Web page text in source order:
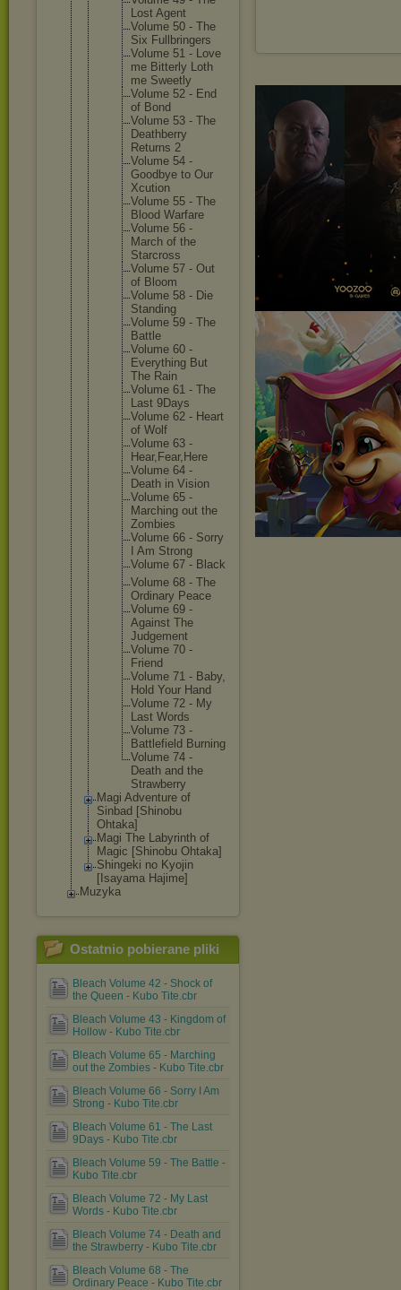
Lost Agent
Volume 50 - The
Six Fullbringers
Volume 51 - Love
me Bitterly Loth
me Sweetly
Volume 52 - End
of Bond
Volume 53 - The
Deathberry
Returns 2
Volume 54 -
Goodbye to Our
Xcution
Volume 55 - The
Blood Warfare
Volume 56 -
March of the
Starcross
Volume 57 - Out
of Bloom
Volume 58 - Die
Standing
Volume 59 - The
Battle
Volume 60 -
Everything But
The Rain
Volume 61 - The
Last 9Days
Volume 62 - Heart
of Wolf
Volume 63 -
Hear,Fear,Here
Volume 64 -
Death in Vision
Volume 65 -
Marching out the
Zombies
Volume 66 - Sorry
I Am Strong
Volume 67 - Black
Volume 68 - The
Ordinary Peace
Volume 69 -
Against The
Judgement
Volume 70 -
Friend
Volume 71 - Baby,
Hold Your Hand
Volume 72 - My
Last Words
Volume 73 -
Battlefield Burning
Volume 74 -
Death and the
Strawberry
Magi Adventure of
Sinbad [Shinobu
Ohtaka]
Magi The Labyrinth of
Magic [Shinobu Ohtaka]
Shingeki no Kyojin
[Isayama Hajime]
Muzyka
Ostatnio pobierane pliki
Bleach Volume 42 - Shock of
the Queen - Kubo Tite.cbr
Bleach Volume 43 - Kingdom of
Hollow - Kubo Tite.cbr
Bleach Volume 65 - Marching
out the Zombies - Kubo Tite.cbr
Bleach Volume 66 - Sorry I Am
Strong - Kubo Tite.cbr
Bleach Volume 61 - The Last
9Days - Kubo Tite.cbr
Bleach Volume 59 - The Battle -
Kubo Tite.cbr
Bleach Volume 72 - My Last
Words - Kubo Tite.cbr
Bleach Volume 74 - Death and
the Strawberry - Kubo Tite.cbr
Bleach Volume 68 - The
Ordinary Peace - Kubo Tite.cbr